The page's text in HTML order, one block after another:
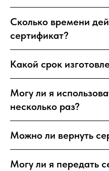
Сколько времени
сертификат?
Какой срок
Могу ли я
несколько раз?
Можно ли вернуть
Могу ли я передать